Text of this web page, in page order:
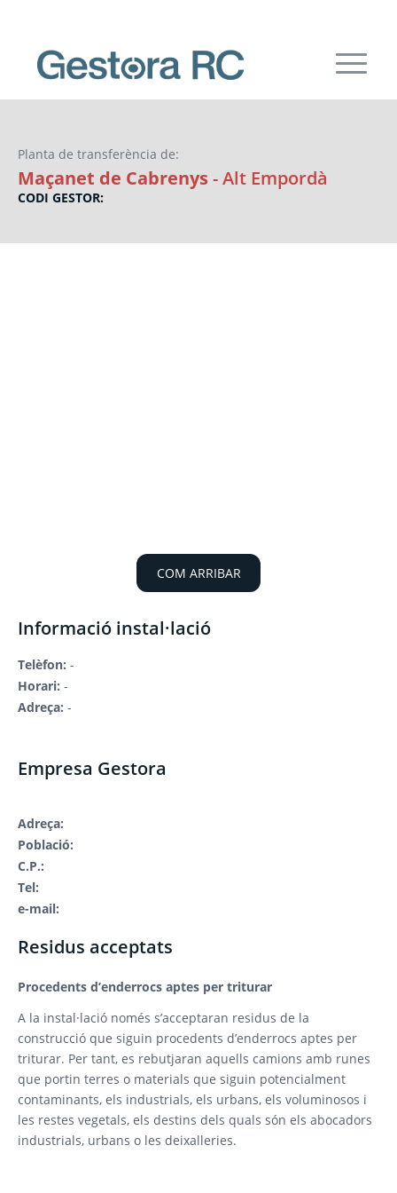
Planta de transferència de:
Maçanet de Cabrenys- Alt Empordà
CODI GESTOR:
COM ARRIBAR
Informació instal·lació
Telèfon: -
Horari: -
Adreça: -
Empresa Gestora
Adreça:
Població:
C.P.:
Tel:
e-mail:
Residus acceptats
Procedents d’enderrocs aptes per triturar
A la instal·lació només s’acceptaran residus de la
construcció que siguin procedents d’enderrocs aptes per
triturar. Per tant, es rebutjaran aquells camions amb runes
que portin terres o materials que siguin potencialment
contaminants, els industrials, els urbans, els voluminosos i
les restes vegetals, els destins dels quals són els abocadors
industrials, urbans o les deixalleries.